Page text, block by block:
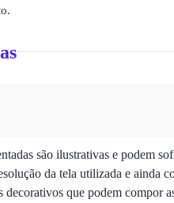
são ilustrativas e podem
da tela utilizada e ainda
que podem compor